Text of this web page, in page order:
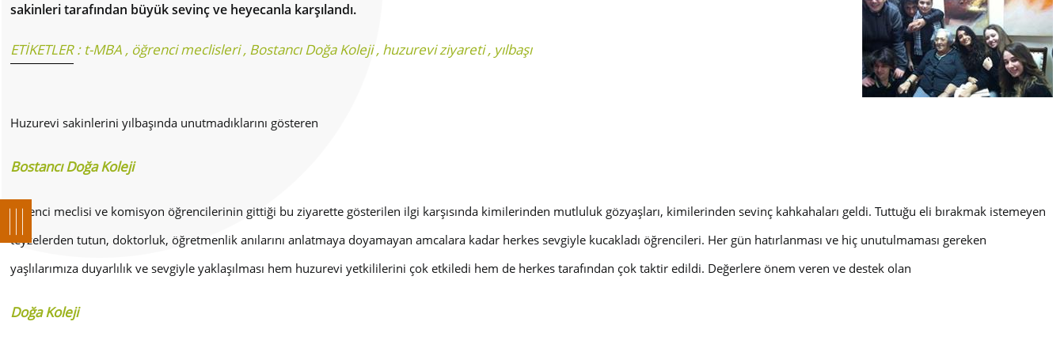
sakinleri tarafından büyük sevinç ve heyecanla karşılandı.
ETİKETLER : t-MBA , öğrenci meclisleri, Bostancı Doğa Koleji, huzurevi ziyareti, yılbaşı
Huzurevi sakinlerini yılbaşında unutmadıklarını gösteren
Bostancı Doğa Koleji
öğrenci meclisi ve komisyon öğrencilerinin gittiği bu ziyarette gösterilen ilgi karşısında kimilerinden mutluluk gözyaşları, kimilerinden sevinç kahkahaları geldi. Tuttuğu eli bırakmak istemeyen
teyzelerden tutun, doktorluk, öğretmenlik anılarını anlatmaya doyamayan amcalara kadar herkes sevgiyle kucakladı öğrencileri. Her gün hatırlanması ve hiç unutulmaması gereken
yaşlılarımıza duyarlılık ve sevgiyle yaklaşılması hem huzurevi yetkililerini çok etkiledi hem de herkes tarafından çok taktir edildi. Değerlere önem veren ve destek olan
Doğa Koleji